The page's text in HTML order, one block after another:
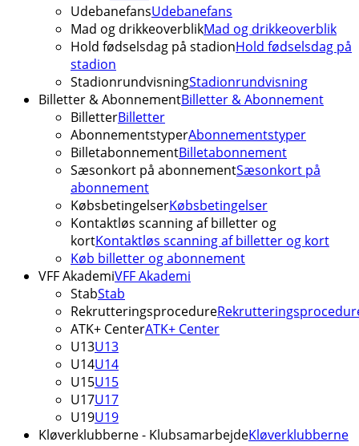
UdebanefansUdebanefans
Mad og drikkeoverblikMad og drikkeoverblik
Hold fødselsdag på stadionHold fødselsdag på
stadion
StadionrundvisningStadionrundvisning
Billetter & AbonnementBilletter & Abonnement
BilletterBilletter
AbonnementstyperAbonnementstyper
BilletabonnementBilletabonnement
Sæsonkort på abonnementSæsonkort på
abonnement
KøbsbetingelserKøbsbetingelser
Kontaktløs scanning af billetter og
kortKontaktløs scanning af billetter og kort
Køb billetter og abonnement
VFF AkademiVFF Akademi
StabStab
Rekrutteringsprocedure
ATK+ CenterATK+ Center
U13U13
U14U14
U15U15
U17U17
U19U19
Kløverklubberne - KlubsamarbejdeKløverklubberne